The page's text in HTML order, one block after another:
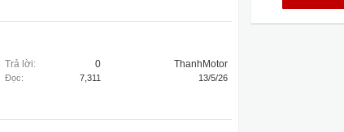
Trả lời: 0
Đọc: 7,311
ThanhMotor
13/5/26